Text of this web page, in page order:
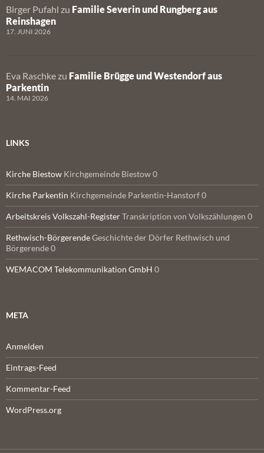
Birger Pufahl zu Familie Severin und Rungberg aus
Reinshagen
17. JUNI 2026
Eva Raschke zu Familie Brügge und Westendorf aus
Parkentin
14. MAI 2026
LINKS
Kirche Biestow Kirchgemeinde Biestow 0
Kirche Parkentin Kirchgemeinde Parkentin-Hanstorf 0
Arbeitskreis Volkszahl-RegisterTranskription von Volkszählungen 0
Rethwisch-BörgerendeGeschichte der Dörfer Rethwisch und
Börgerende 0
WEMACOM Telekommunikation GmbH 0
META
Anmelden
Eintrags-Feed
Kommentar-Feed
WordPress.org